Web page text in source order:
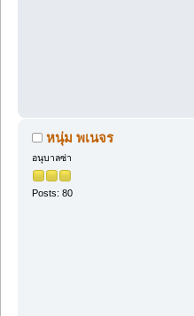
หนุ่ม พเนจร
อนุบาลซ่า
Posts: 80